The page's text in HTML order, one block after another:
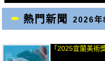
熱門新聞 2026年
「2025宜蘭美術